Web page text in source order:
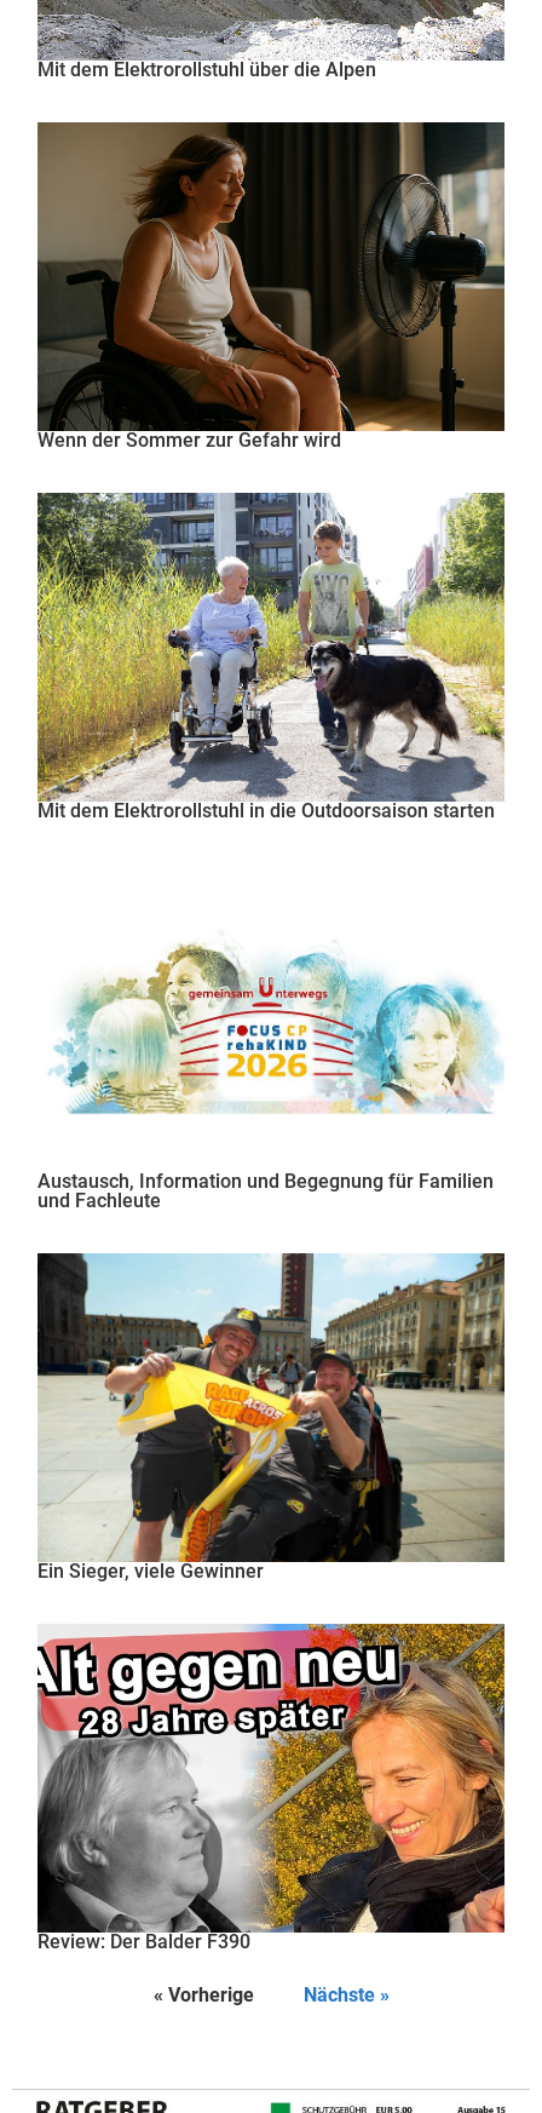
Mit dem Elektrorollstuhl über die Alpen
Wenn der Sommer zur Gefahr wird
Mit dem Elektrorollstuhl in die Outdoorsaison starten
Austausch, Information und Begegnung für Familien
und Fachleute
Ein Sieger, viele Gewinner
Review: Der Balder F390
« Vorherige Nächste »